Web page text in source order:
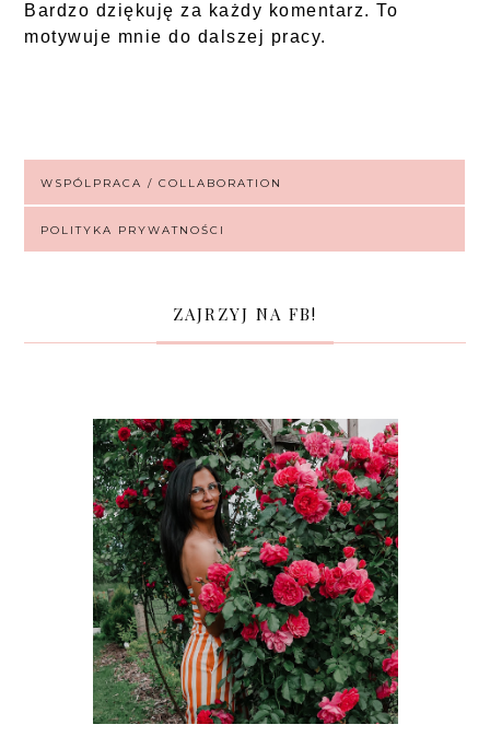
Bardzo dziękuję za każdy komentarz. To
motywuje mnie do dalszej pracy.
WSPÓLPRACA / COLLABORATION
POLITYKA PRYWATNOŚCI
ZAJRZYJ NA FB!